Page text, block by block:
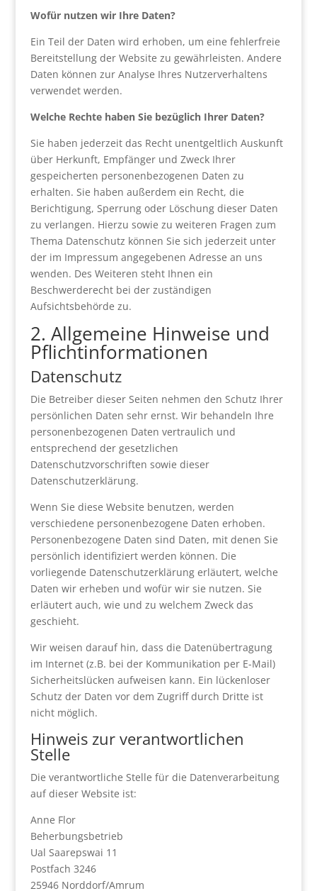
Wofür nutzen wir Ihre Daten?
Ein Teil der Daten wird erhoben, um eine fehlerfreie
Bereitstellung der Website zu gewährleisten. Andere
Daten können zur Analyse Ihres Nutzerverhaltens
verwendet werden.
Welche Rechte haben Sie bezüglich Ihrer Daten?
Sie haben jederzeit das Recht unentgeltlich Auskunft
über Herkunft, Empfänger und Zweck Ihrer
gespeicherten personenbezogenen Daten zu
erhalten. Sie haben außerdem ein Recht, die
Berichtigung, Sperrung oder Löschung dieser Daten
zu verlangen. Hierzu sowie zu weiteren Fragen zum
Thema Datenschutz können Sie sich jederzeit unter
der im Impressum angegebenen Adresse an uns
wenden. Des Weiteren steht Ihnen ein
Beschwerderecht bei der zuständigen
Aufsichtsbehörde zu.
2. Allgemeine Hinweise und
Pflichtinformationen
Datenschutz
Die Betreiber dieser Seiten nehmen den Schutz Ihrer
persönlichen Daten sehr ernst. Wir behandeln Ihre
personenbezogenen Daten vertraulich und
entsprechend der gesetzlichen
Datenschutzvorschriften sowie dieser
Datenschutzerklärung.
Wenn Sie diese Website benutzen, werden
verschiedene personenbezogene Daten erhoben.
Personenbezogene Daten sind Daten, mit denen Sie
persönlich identifiziert werden können. Die
vorliegende Datenschutzerklärung erläutert, welche
Daten wir erheben und wofür wir sie nutzen. Sie
erläutert auch, wie und zu welchem Zweck das
geschieht.
Wir weisen darauf hin, dass die Datenübertragung
im Internet (z.B. bei der Kommunikation per E-Mail)
Sicherheitslücken aufweisen kann. Ein lückenloser
Schutz der Daten vor dem Zugriff durch Dritte ist
nicht möglich.
Hinweis zur verantwortlichen
Stelle
Die verantwortliche Stelle für die Datenverarbeitung
auf dieser Website ist:
Anne Flor
Beherbungsbetrieb
Ual Saarepswai 11
Postfach 3246
25946 Norddorf/Amrum